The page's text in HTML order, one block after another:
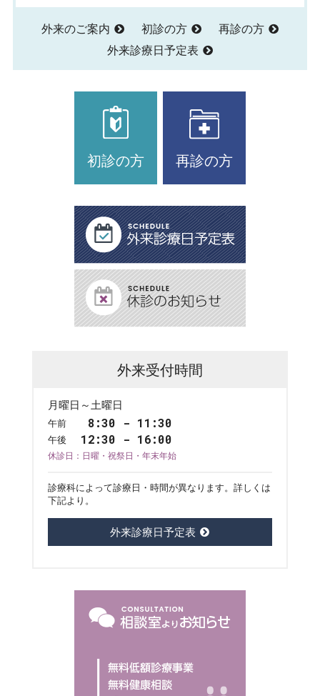
外来のご案内 初診の方
再診の方
外来診療日予定表
初診の方 再診の方
外来受付時間
月曜日～土曜日
午前 8:30 - 11:30
午後 12:30 - 16:00
休診日：日曜・祝祭日・年末年始
診療科によって診療日・時間が異なります。詳しくは
下記より。
外来診療日予定表